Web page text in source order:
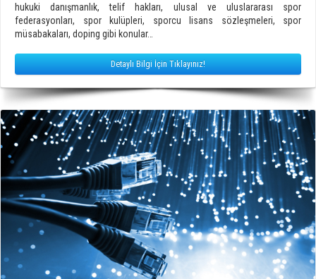
hukuki danışmanlık, telif hakları, ulusal ve uluslararası spor
federasyonları, spor kulüpleri, sporcu lisans sözleşmeleri, spor
müsabakaları, doping gibi konular…
Detaylı Bilgi İçin Tıklayınız!